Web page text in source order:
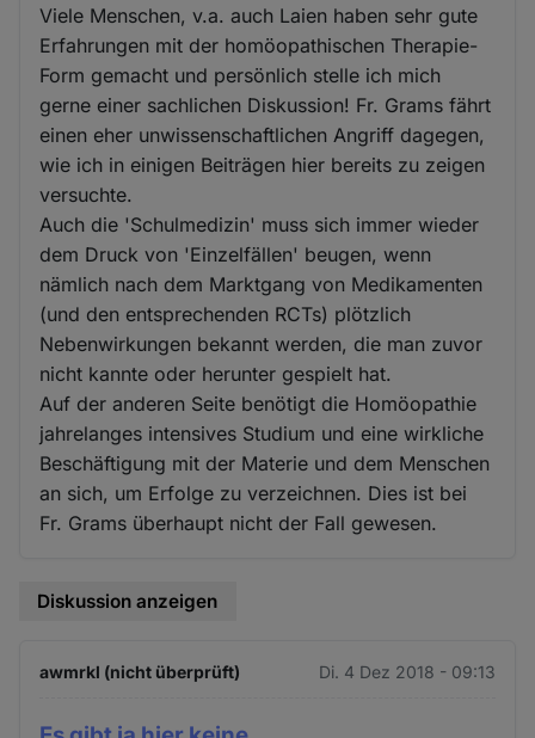
Viele Menschen, v.a. auch Laien haben sehr gute
Erfahrungen mit der homöopathischen Therapie-
Form gemacht und persönlich stelle ich mich
gerne einer sachlichen Diskussion! Fr. Grams fährt
einen eher unwissenschaftlichen Angriff dagegen,
wie ich in einigen Beiträgen hier bereits zu zeigen
versuchte.
Auch die 'Schulmedizin' muss sich immer wieder
dem Druck von 'Einzelfällen' beugen, wenn
nämlich nach dem Marktgang von Medikamenten
(und den entsprechenden RCTs) plötzlich
Nebenwirkungen bekannt werden, die man zuvor
nicht kannte oder herunter gespielt hat.
Auf der anderen Seite benötigt die Homöopathie
jahrelanges intensives Studium und eine wirkliche
Beschäftigung mit der Materie und dem Menschen
an sich, um Erfolge zu verzeichnen. Dies ist bei
Fr. Grams überhaupt nicht der Fall gewesen.
Diskussion anzeigen
awmrkl (nicht überprüft) Di. 4 Dez 2018 - 09:13